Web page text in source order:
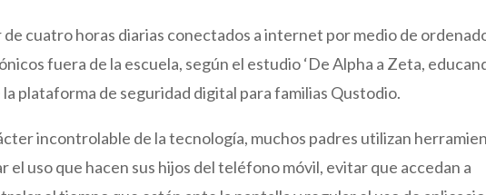
de cuatro horas diarias conectados a internet por medio de
fuera de la escuela, según el estudio ‘De Alpha a Zeta,
plataforma de seguridad digital para familias Qustodio.
incontrolable de la tecnología, muchos padres utilizan
el uso que hacen sus hijos del teléfono móvil, evitar que accedan a